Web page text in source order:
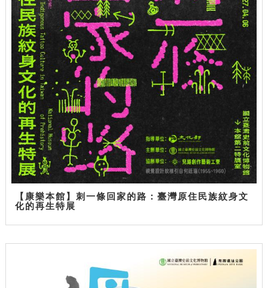
【康樂本館】刺一條回家的路：臺灣原住民族紋身文
化的再生特展